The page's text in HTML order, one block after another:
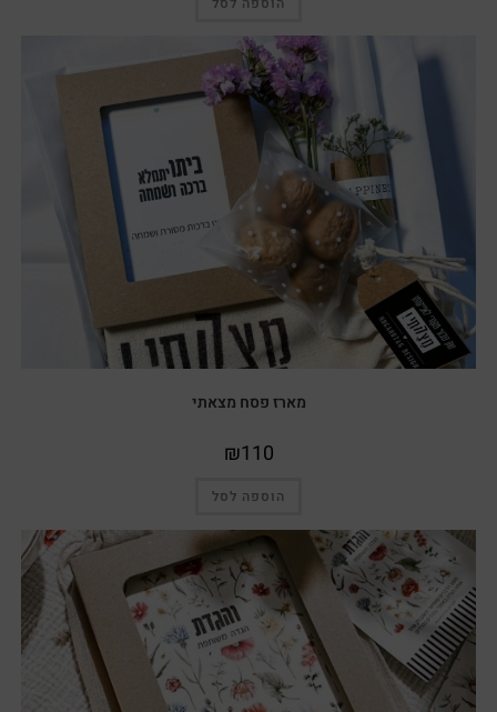
מארז פסח מצאתי
₪110
הוספה לסל